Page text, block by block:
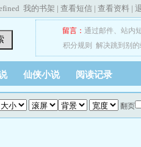
我的书架 | 查看短信 | 查看资料 |
留言： 通过邮件、 站内
积分规则
解决跳到别
仙侠小说 阅读记录
翻页